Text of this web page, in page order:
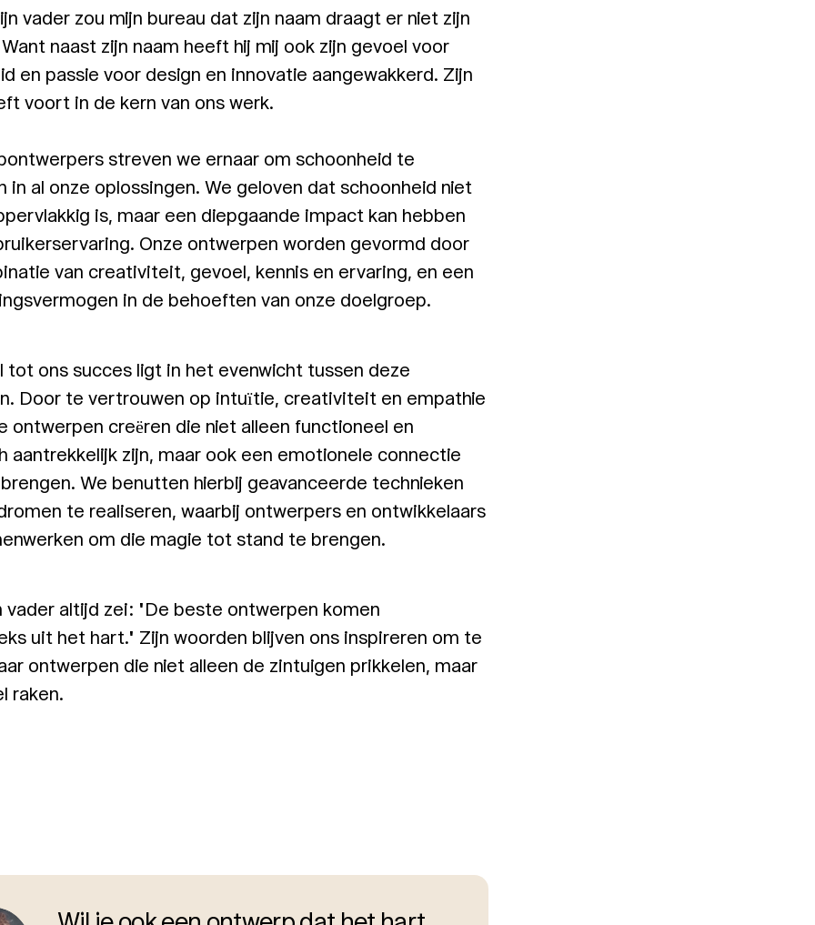
vader zou mijn bureau dat zijn naam draagt er niet zijn
naast zijn naam heeft hij mij ook zijn gevoel voor
en passie voor design en innovatie aangewakkerd. Zijn
voort in de kern van ons werk.
streven we ernaar om schoonheid te
in al onze oplossingen. We geloven dat schoonheid niet
is, maar een diepgaande impact kan hebben
Onze ontwerpen worden gevormd door
van creativiteit, gevoel, kennis en ervaring, en een
in de behoeften van onze doelgroep.
tot ons succes ligt in het evenwicht tussen deze
Door te vertrouwen op intuïtie, creativiteit en empathie
ontwerpen creëren die niet alleen functioneel en
aantrekkelijk zijn, maar ook een emotionele connectie
We benutten hierbij geavanceerde technieken
te realiseren, waarbij ontwerpers en ontwikkelaars
om die magie tot stand te brengen.
vader altijd zei: "De beste ontwerpen komen
uit het hart." Zijn woorden blijven ons inspireren om te
ontwerpen die niet alleen de zintuigen prikkelen, maar
raken.